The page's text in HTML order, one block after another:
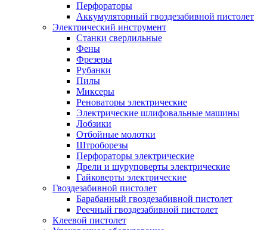
Перфораторы
Аккумуляторный гвоздезабивной пистолет
Электрический инструмент
Станки сверлильные
Фены
Фрезеры
Рубанки
Пилы
Миксеры
Реноваторы электрические
Электрические шлифовальные машины
Лобзики
Отбойные молотки
Штроборезы
Перфораторы электрические
Дрели и шуруповерты электрические
Гайковерты электрические
Гвоздезабивной пистолет
Барабанный гвоздезабивной пистолет
Реечный гвоздезабивной пистолет
Клеевой пистолет